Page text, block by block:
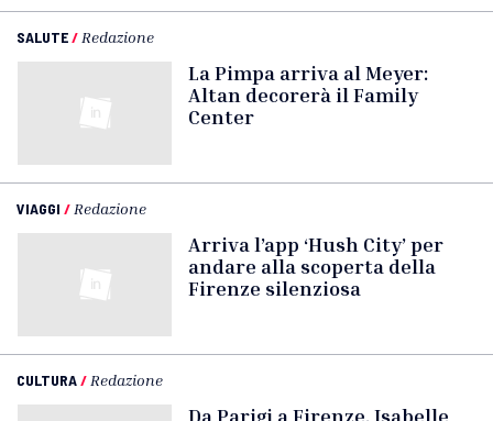
SALUTE/ Redazione
La Pimpa arriva al Meyer:
Altan decorerà il Family
Center
VIAGGI / Redazione
Arriva l’app ‘Hush City’ per
andare alla scoperta della
Firenze silenziosa
CULTURA/ Redazione
Da Parigi a Firenze, Isabelle